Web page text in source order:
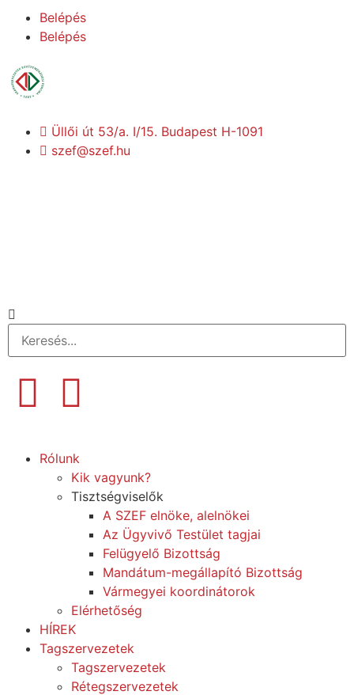
Belépés
Belépés
Üllői út 53/a. I/15. Budapest H-1091
szef@szef.hu
Rólunk
Kik vagyunk?
Tisztségviselők
A SZEF elnöke, alelnökei
Az Ügyvivő Testület tagjai
Felügyelő Bizottság
Mandátum-megállapító Bizottság
Vármegyei koordinátorok
Elérhetőség
HÍREK
Tagszervezetek
Tagszervezetek
Rétegszervezetek